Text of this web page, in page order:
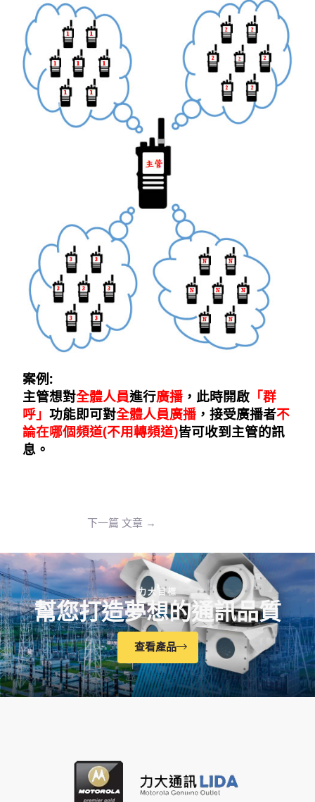
案例:
主管想對全體人員進行廣播，此時開啟「群
呼」 功能即可對全體人員廣播，接受廣播者不
論在哪個頻道(不用轉頻道)皆可收到主管的訊
息。
下一篇 文章 →
力大目標
幫您打造夢想的通訊品質
查看產品